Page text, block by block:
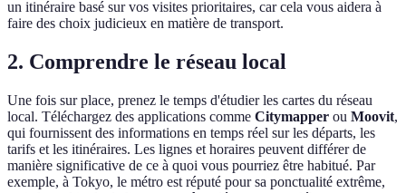
un itinéraire basé sur vos visites prioritaires, car cela vous aidera à
faire des choix judicieux en matière de transport.
2. Comprendre le réseau local
Une fois sur place, prenez le temps d'étudier les cartes du réseau
local. Téléchargez des applications comme Citymapper ou Moovit,
qui fournissent des informations en temps réel sur les départs, les
tarifs et les itinéraires. Les lignes et horaires peuvent différer de
manière significative de ce à quoi vous pourriez être habitué. Par
exemple, à Tokyo, le métro est réputé pour sa ponctualité extrême,